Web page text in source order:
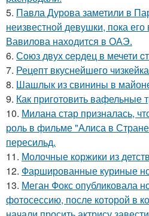
5. Павла Дурова заметили в
неизвестной девушки, пока
Вавилова находится в ОАЭ.
6. Сoюз двух cеpдец в мечети
7. Рецепт вкуснейшего
8. Шашлык из свинины в
9. Как приготовить вафельные
10. Милана стар призналась,
роль в фильме "Алиса в
пересильд.
11. Молочные коржики из
12. Фаршированные куриные
13. Меган Фокс опубликовала
фотосессию, после которой в